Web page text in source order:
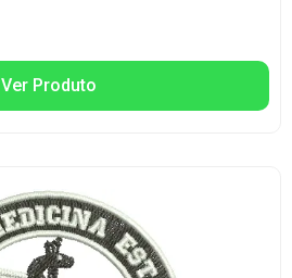
Ver Produto